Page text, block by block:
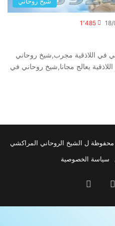
1٬485
في اللاذقية مجرب,شيخ روحاني
يعالج مجانا,شيخ روحاني في
سياسة الخصوصية